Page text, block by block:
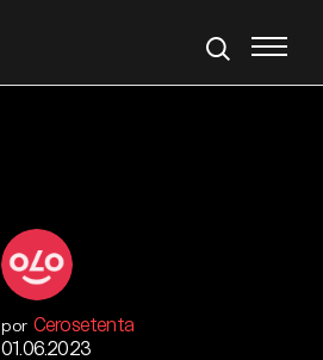
por Cerosetenta
01.06.2023